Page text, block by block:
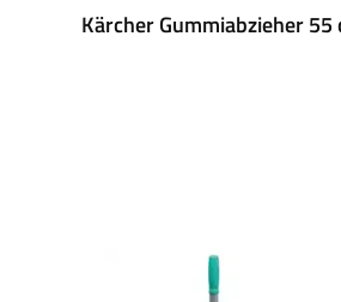
Kärcher Gummiabzieher 55